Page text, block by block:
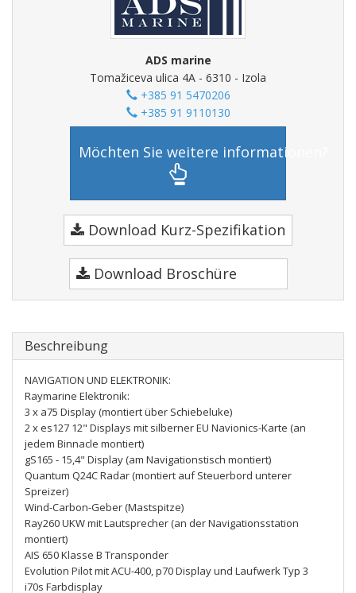
ADS marine
Tomažiceva ulica 4A - 6310 - Izola
+385 91 5470206
+385 91 9110130
Möchten Sie weitere informationen?
Download Kurz-Spezifikation
Download Broschüre
Beschreibung
NAVIGATION UND ELEKTRONIK:
Raymarine Elektronik:
3 x a75 Display (montiert über Schiebeluke)
2 x es127 12" Displays mit silberner EU Navionics-Karte (an
jedem Binnacle montiert)
gS165 - 15,4" Display (am Navigationstisch montiert)
Quantum Q24C Radar (montiert auf Steuerbord unterer
Spreizer)
Wind-Carbon-Geber (Mastspitze)
Ray260 UKW mit Lautsprecher (an der Navigationsstation
montiert)
AIS 650 Klasse B Transponder
Evolution Pilot mit ACU-400, p70 Display und Laufwerk Typ 3
i70s Farbdisplay